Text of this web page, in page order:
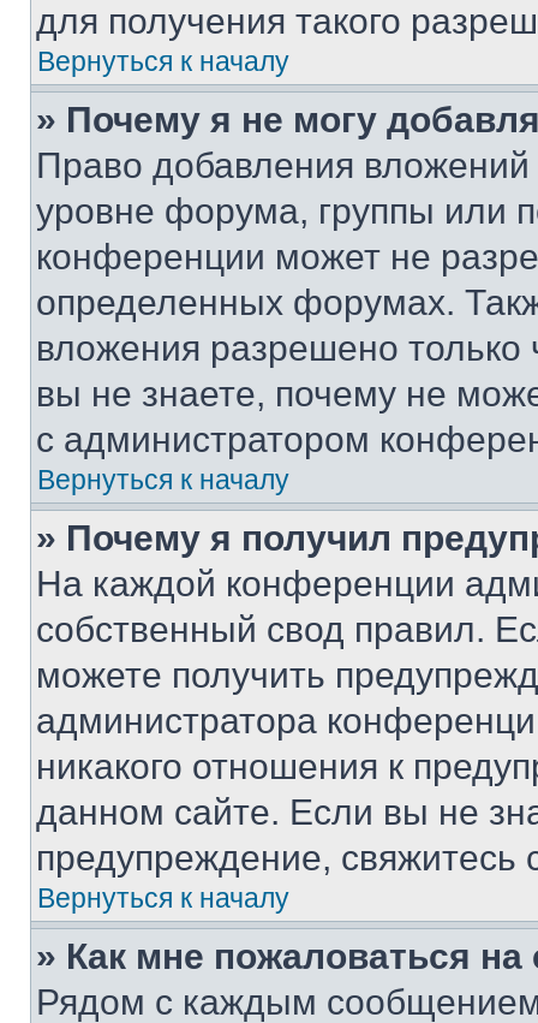
для получения такого
Вернуться к началу
» Почему я не могу
Право добавления
уровне форума, группы или
конференции может не
определенных форумах.
вложения разрешено
вы не знаете, почему не
с администратором
Вернуться к началу
» Почему я получил
На каждой конференции
собственный свод правил.
можете получить
администратора
никакого отношения к
данном сайте. Если вы не
предупреждение,
Вернуться к началу
» Как мне пожаловаться
Рядом с каждым сообщением